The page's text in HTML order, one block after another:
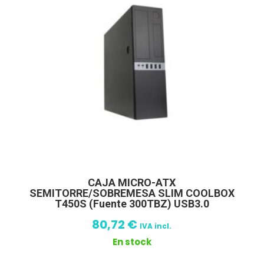
CAJA MICRO-ATX
SEMITORRE/SOBREMESA SLIM COOLBOX
T450S (Fuente 300TBZ) USB3.0
80,72 € IVA incl.
En stock